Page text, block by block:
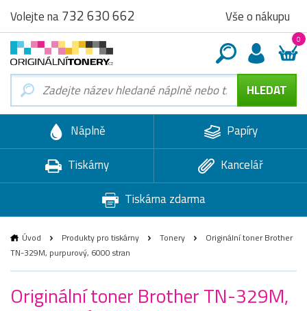
Volejte na732 630 662 Vše o nákupu
0
Náplně
Papíry
Tiskárny
Kancelář
Tiskárna zdarma
Úvod Produkty pro tiskárny Tonery
Originální toner Brother
TN-329M, purpurový, 6000 stran
Originální toner Brother TN-329M,